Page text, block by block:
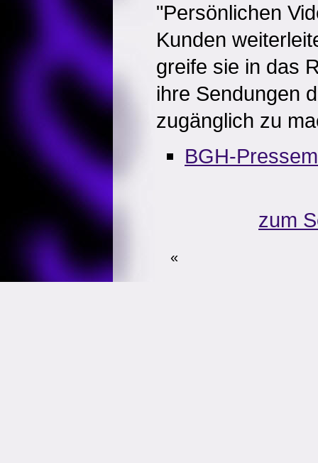
"Persönlichen
Kunden
greife sie in das
ihre Sendungen
zugänglich zu
BGH-
zum
«